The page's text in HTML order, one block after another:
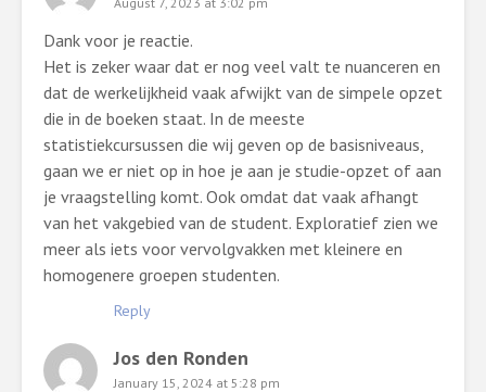
Dank voor je reactie.
Het is zeker waar dat er nog veel valt te nuanceren en
dat de werkelijkheid vaak afwijkt van de simpele opzet
die in de boeken staat. In de meeste
statistiekcursussen die wij geven op de basisniveaus,
gaan we er niet op in hoe je aan je studie-opzet of aan
je vraagstelling komt. Ook omdat dat vaak afhangt
van het vakgebied van de student. Exploratief zien we
meer als iets voor vervolgvakken met kleinere en
homogenere groepen studenten.
Reply
Jos den Ronden
January 15, 2024 at 5:28 pm